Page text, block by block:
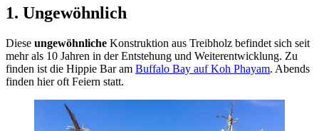
1. Ungewöhnlich
Diese ungewöhnliche Konstruktion aus Treibholz befindet sich seit
mehr als 10 Jahren in der Entstehung und Weiterentwicklung. Zu
finden ist die Hippie Bar am Buffalo Bay auf Koh Phayam. Abends
finden hier oft Feiern statt.